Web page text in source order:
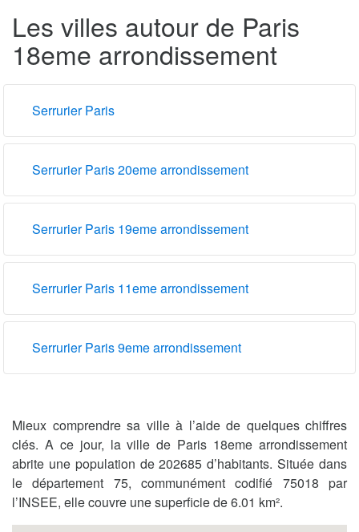
Les villes autour de Paris
18eme arrondissement
Serrurier Paris
Serrurier Paris 20eme arrondissement
Serrurier Paris 19eme arrondissement
Serrurier Paris 11eme arrondissement
Serrurier Paris 9eme arrondissement
Mieux comprendre sa ville à l’aide de quelques chiffres
clés. A ce jour, la ville de Paris 18eme arrondissement
abrite une population de 202685 d’habitants. Située dans
le département 75, communément codifié 75018 par
l’INSEE, elle couvre une superficie de 6.01 km².